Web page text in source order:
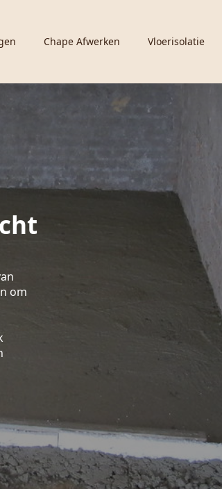
Chape Afwerken Vloerisolatie
om